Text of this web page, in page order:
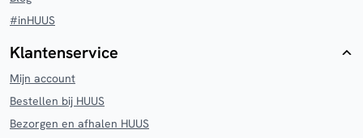
#inHUUS
Klantenservice
Mijn account
Bestellen bij HUUS
Bezorgen en afhalen HUUS